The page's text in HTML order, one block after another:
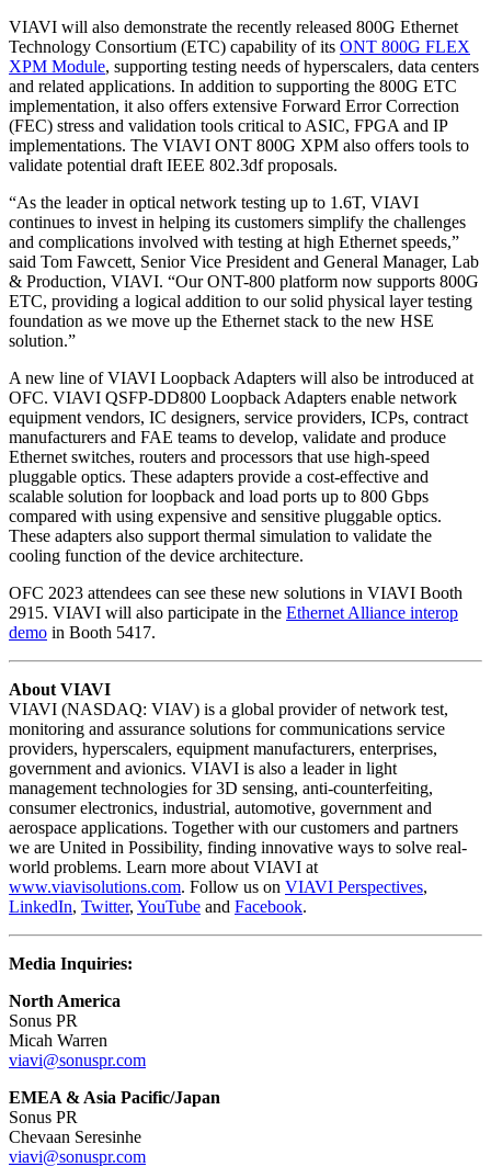
VIAVI will also demonstrate the recently released 800G Ethernet
Technology Consortium (ETC) capability of its ONT 800G FLEX
XPM Module, supporting testing needs of hyperscalers, data centers
and related applications. In addition to supporting the 800G ETC
implementation, it also offers extensive Forward Error Correction
(FEC) stress and validation tools critical to ASIC, FPGA and IP
implementations. The VIAVI ONT 800G XPM also offers tools to
validate potential draft IEEE 802.3df proposals.
“As the leader in optical network testing up to 1.6T, VIAVI
continues to invest in helping its customers simplify the challenges
and complications involved with testing at high Ethernet speeds,”
said Tom Fawcett, Senior Vice President and General Manager, Lab
& Production, VIAVI. “Our ONT-800 platform now supports 800G
ETC, providing a logical addition to our solid physical layer testing
foundation as we move up the Ethernet stack to the new HSE
solution.”
A new line of VIAVI Loopback Adapters will also be introduced at
OFC. VIAVI QSFP-DD800 Loopback Adapters enable network
equipment vendors, IC designers, service providers, ICPs, contract
manufacturers and FAE teams to develop, validate and produce
Ethernet switches, routers and processors that use high-speed
pluggable optics. These adapters provide a cost-effective and
scalable solution for loopback and load ports up to 800 Gbps
compared with using expensive and sensitive pluggable optics.
These adapters also support thermal simulation to validate the
cooling function of the device architecture.
OFC 2023 attendees can see these new solutions in VIAVI Booth
2915. VIAVI will also participate in the Ethernet Alliance interop
demo in Booth 5417.
About VIAVI
VIAVI (NASDAQ: VIAV) is a global provider of network test,
monitoring and assurance solutions for communications service
providers, hyperscalers, equipment manufacturers, enterprises,
government and avionics. VIAVI is also a leader in light
management technologies for 3D sensing, anti-counterfeiting,
consumer electronics, industrial, automotive, government and
aerospace applications. Together with our customers and partners
we are United in Possibility, finding innovative ways to solve real-
world problems. Learn more about VIAVI at
www.viavisolutions.com. Follow us on VIAVI Perspectives,
LinkedIn, Twitter, YouTube and Facebook.
Media Inquiries:
North America
Sonus PR
Micah Warren
viavi@sonuspr.com
EMEA & Asia Pacific/Japan
Sonus PR
Chevaan Seresinhe
viavi@sonuspr.com